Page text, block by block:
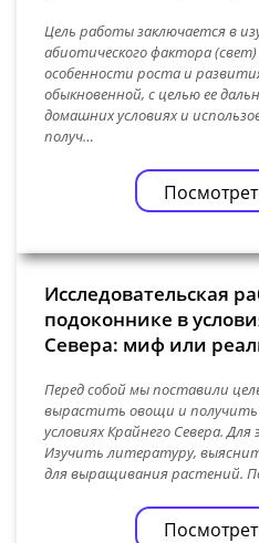
Цель работы заключается в
абиотического фактора
особенности роста и
обыкновенной, с целью ее
домашних условиях и
получ…
Исследовательская
подоконнике в
Севера: миф или
Перед собой мы поставили
вырастить овощи и получить
условиях Крайнего Севера.
Изучить литературу,
для выращивания растений.